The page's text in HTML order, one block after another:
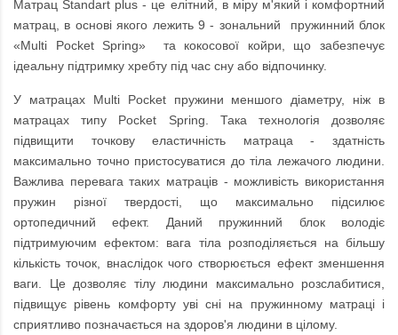
Матрац Standart plus - це елітний, в міру м'який і комфортний
матрац, в основі якого лежить 9 - зональний пружинний блок
«Multi Pocket Spring» та кокосової койри, що забезпечує
ідеальну підтримку хребту під час сну або відпочинку.
У матрацах Multi Pocket пружини меншого діаметру, ніж в
матрацах типу Pocket Spring. Така технологія дозволяє
підвищити точкову еластичність матраца - здатність
максимально точно пристосуватися до тіла лежачого людини.
Важлива перевага таких матраців - можливість використання
пружин різної твердості, що максимально підсилює
ортопедичний ефект. Даний пружинний блок володіє
підтримуючим ефектом: вага тіла розподіляється на більшу
кількість точок, внаслідок чого створюється ефект зменшення
ваги. Це дозволяє тілу людини максимально розслабитися,
підвищує рівень комфорту уві сні на пружинному матраці і
сприятливо позначається на здоров'я людини в цілому.